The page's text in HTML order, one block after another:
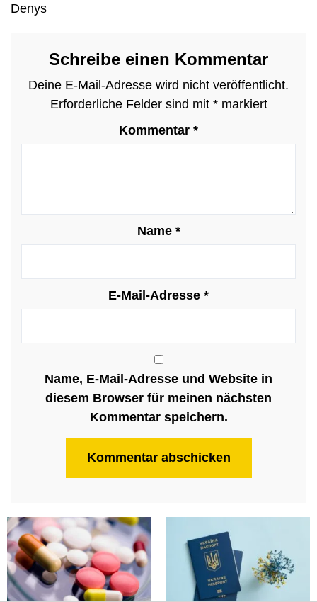
Denys
Schreibe einen Kommentar
Deine E-Mail-Adresse wird nicht veröffentlicht.
Erforderliche Felder sind mit *markiert
Kommentar *
Name *
E-Mail-Adresse *
Name, E-Mail-Adresse und Website in
diesem Browser für meinen nächsten
Kommentar speichern.